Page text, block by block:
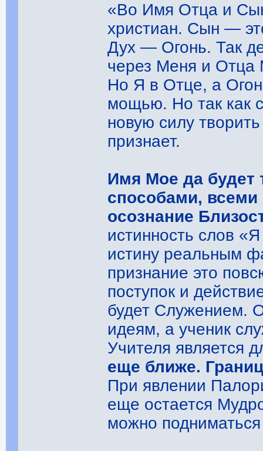
«Во Имя Отца и
христиан. Сын ―
Дух ― Огонь. Так
через Меня и Отца
Но Я в Отце, а
мощью. Но так как
новую силу
признает.
Имя Мое да будет
способами,
осознание
истинность слов
истину реальным
признание это
поступок и
будет Служением.
идеям, а ученик
Учителя является
еще ближе.
При явлении
еще остается
можно